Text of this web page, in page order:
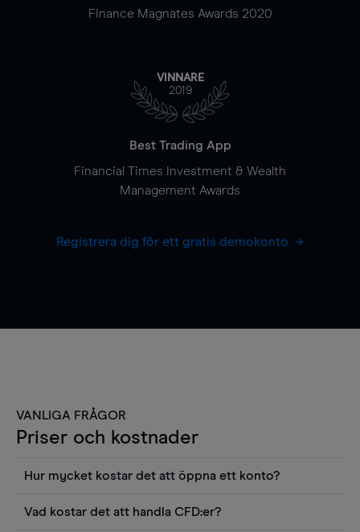
Finance Magnates Awards 2020
VINNARE
2019
Best Trading App
Financial Times Investment & Wealth
Management Awards
Registrera dig för ett gratis demokonto
VANLIGA FRÅGOR
Priser och kostnader
Hur mycket kostar det att öppna ett konto?
Vad kostar det att handla CFD:er?